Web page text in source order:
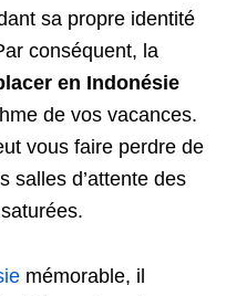
sa propre identité
conséquent, la
en Indonésie
de vos vacances.
vous faire perdre de
salles d’attente des
mémorable, il